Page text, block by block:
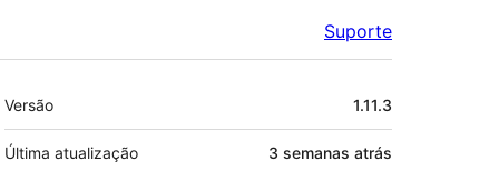
Suporte
Meta
Versão 1.11.3
Última atualização 3 semanas atrás